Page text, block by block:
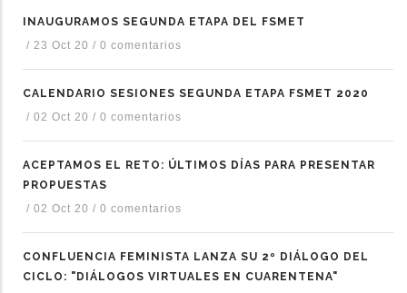
INAUGURAMOS SEGUNDA ETAPA DEL FSMET
/ 23 Oct 20 / 0 comentarios
CALENDARIO SESIONES SEGUNDA ETAPA FSMET 2020
/ 02 Oct 20 / 0 comentarios
ACEPTAMOS EL RETO: ÚLTIMOS DÍAS PARA PRESENTAR
PROPUESTAS
/ 02 Oct 20 / 0 comentarios
CONFLUENCIA FEMINISTA LANZA SU 2º DIÁLOGO DEL
CICLO: "DIÁLOGOS VIRTUALES EN CUARENTENA"